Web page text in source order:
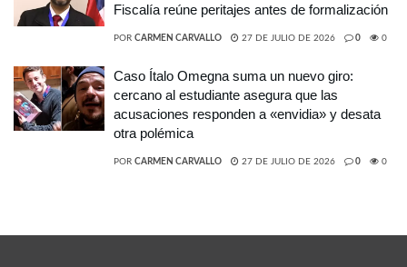
Fiscalía reúne peritajes antes de formalización
POR CARMEN CARVALLO 27 DE JULIO DE 2026 0 0
Caso Ítalo Omegna suma un nuevo giro:
cercano al estudiante asegura que las
acusaciones responden a «envidia» y desata
otra polémica
POR CARMEN CARVALLO 27 DE JULIO DE 2026 0 0